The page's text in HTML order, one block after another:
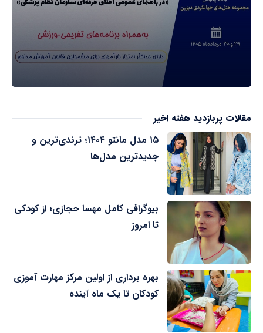
مقالات پربازدید هفته اخیر
۱۵ مدل مانتو ۱۴۰۴؛ ترندی‌ترین و
جدیدترین مدل‌ها
بیوگرافی کامل مهسا حجازی؛ از کودکی
تا امروز
بهره برداری از اولین مرکز مهارت آموزی
کودکان تا یک ماه آینده